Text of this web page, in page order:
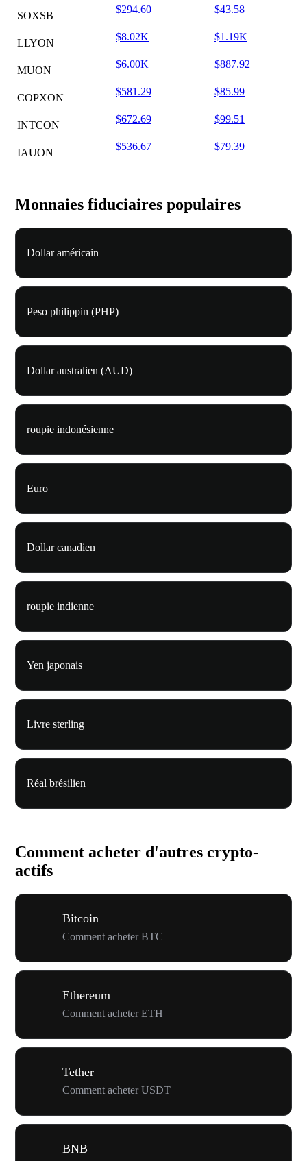
SOXSB
$294.60 $43.58
LLYON
$8.02K $1.19K
MUON
$6.00K $887.92
COPXON
$581.29 $85.99
INTCON
$672.69 $99.51
IAUON
$536.67 $79.39
Monnaies fiduciaires populaires
Dollar américain
Peso philippin (PHP)
Dollar australien (AUD)
roupie indonésienne
Euro
Dollar canadien
roupie indienne
Yen japonais
Livre sterling
Réal brésilien
Comment acheter d'autres crypto-
actifs
Bitcoin
Comment acheter BTC
Ethereum
Comment acheter ETH
Tether
Comment acheter USDT
BNB